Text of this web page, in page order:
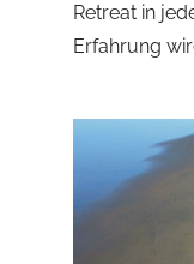
Retreat in
Erfahrung